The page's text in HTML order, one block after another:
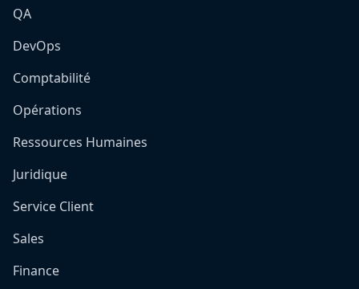
QA
DevOps
Comptabilité
Opérations
Ressources Humaines
Juridique
Service Client
Sales
Finance